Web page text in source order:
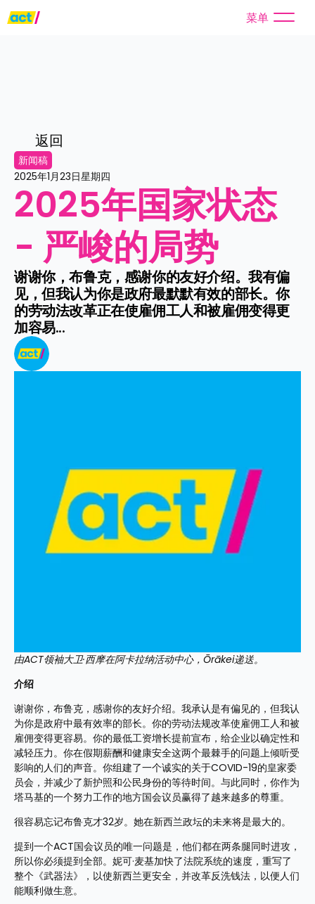
菜单
返回
新闻稿
2025年1月23日星期四
2025年国家状态
- 严峻的局势
谢谢你，布鲁克，感谢你的友好介绍。我有偏
见，但我认为你是政府最默默有效的部长。你
的劳动法改革正在使雇佣工人和被雇佣变得更
加容易...
由ACT领袖大卫·西摩在阿卡拉纳活动中心，Ōrākei递送。
介绍
谢谢你，布鲁克，感谢你的友好介绍。我承认是有偏见的，但我认
为你是政府中最有效率的部长。你的劳动法规改革使雇佣工人和被
雇佣变得更容易。你的最低工资增长提前宣布，给企业以确定性和
减轻压力。你在假期薪酬和健康安全这两个最棘手的问题上倾听受
影响的人们的声音。你组建了一个诚实的关于COVID-19的皇家委
员会，并减少了新护照和公民身份的等待时间。与此同时，你作为
塔马基的一个努力工作的地方国会议员赢得了越来越多的尊重。
很容易忘记布鲁克才32岁。她在新西兰政坛的未来将是最大的。
提到一个ACT国会议员的唯一问题是，他们都在两条腿同时进攻，
所以你必须提到全部。妮可·麦基加快了法院系统的速度，重写了
整个《武器法》，以使新西兰更安全，并改革反洗钱法，以便人们
能顺利做生意。